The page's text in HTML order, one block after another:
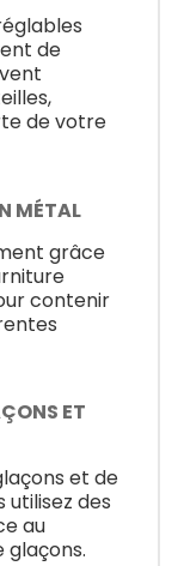
de
de votre
MÉTAL
grâce
contenir
ET
et de
utilisez des
au
glaçons.